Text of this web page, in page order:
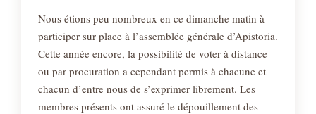
Nous étions peu nombreux en ce dimanche matin à
participer sur place à l’assemblée générale d’Apistoria.
Cette année encore, la possibilité de voter à distance
ou par procuration a cependant permis à chacune et
chacun d’entre nous de s’exprimer librement. Les
membres présents ont assuré le dépouillement des